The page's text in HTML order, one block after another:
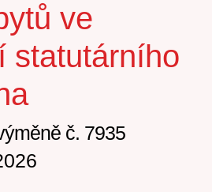
ve
statutárního
č. 7935